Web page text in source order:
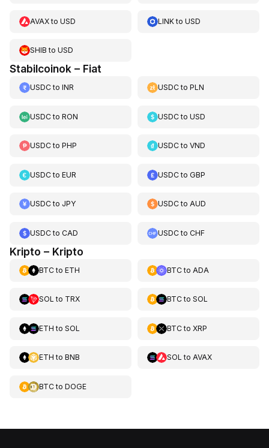
AVAXto USD LINKtoUSD
SHIB to USD
Stabilcoinok – Fiat
USDCto INR USDCtoPLN
USDCto RON USDCtoUSD
USDCto PHP USDCtoVND
USDCto EUR USDCtoGBP
USDCto JPY USDCtoAUD
USDCto CAD USDCtoCHF
Kripto – Kripto
BTCto ETH BTCto ADA
SOL to TRX BTCto SOL
ETH to SOL BTCto XRP
ETH to BNB SOL to AVAX
BTCto DOGE